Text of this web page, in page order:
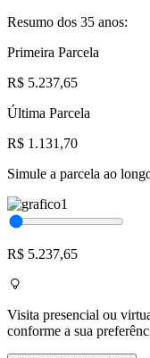
Resumo dos 35 anos:
Primeira Parcela
R$ 5.237,65
Última Parcela
R$ 1.131,70
Simule a parcela ao
R$ 5.237,65
Visita presencial ou
conforme a sua